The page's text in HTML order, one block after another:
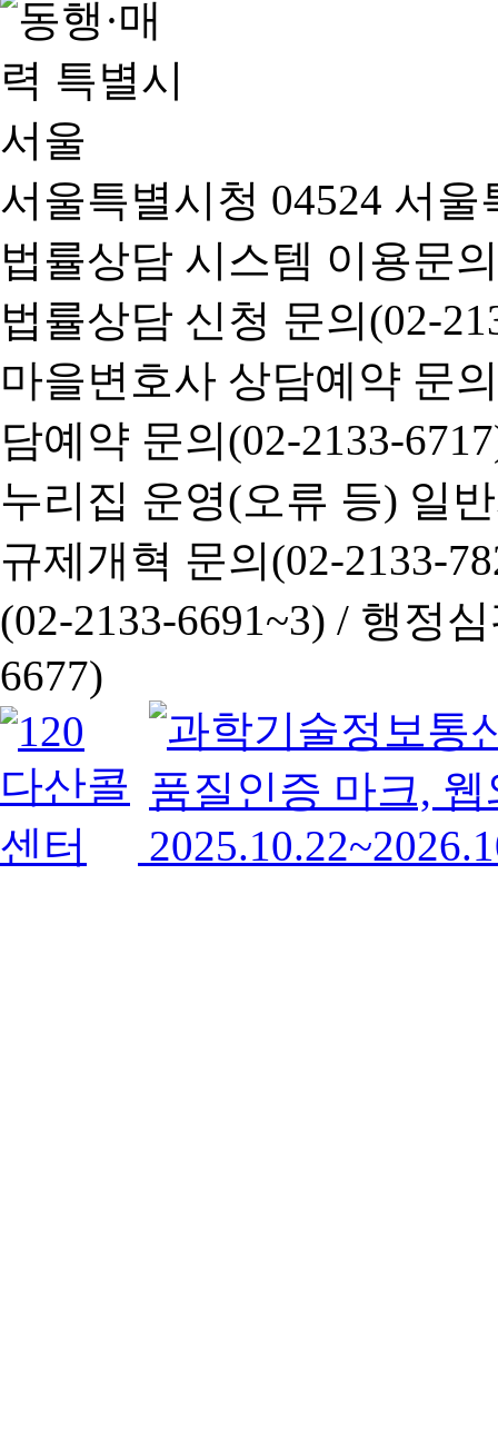
서울특별시청 04524 서
법률상담 시스템 이용문
법률상담 신청 문의(02-
마을변호사 상담예약 문
담예약 문의(02-2133-
누리집 운영(오류 등) 일
규제개혁 문의(02-2133-
(02-2133-6691~3) / 행정심
6677)